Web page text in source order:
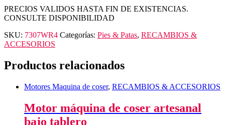
PRECIOS VALIDOS HASTA FIN DE EXISTENCIAS.
CONSULTE DISPONIBILIDAD
SKU: 7307WR4 Categorías: Pies & Patas, RECAMBIOS &
ACCESORIOS
Productos relacionados
Motores Maquina de coser, RECAMBIOS & ACCESORIOS
Motor máquina de coser artesanal
bajo tablero